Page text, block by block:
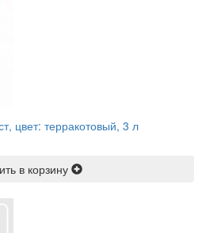
цвет: терракотовый, 3 л
в корзину